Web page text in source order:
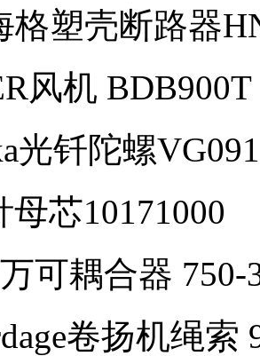
格塑壳断路器
风机 BDB900T
光钎陀螺
母芯10171000
可耦合器 750-
卷扬机绳索